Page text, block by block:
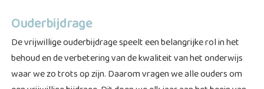
Ouderbijdrage
De vrijwillige ouderbijdrage speelt een belangrijke rol in het
behoud en de verbetering van de kwaliteit van het onderwijs
waar we zo trots op zijn. Daarom vragen we alle ouders om